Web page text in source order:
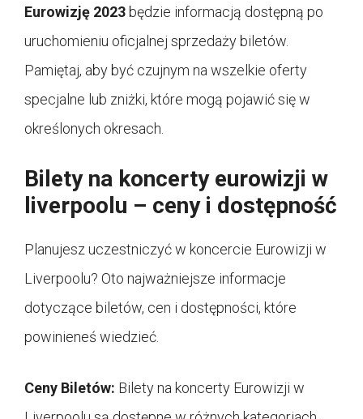
Eurowizję 2023 będzie informacją dostępną po
uruchomieniu oficjalnej sprzedaży biletów.
Pamiętaj, aby być czujnym na wszelkie oferty
specjalne lub zniżki, które mogą pojawić się w
określonych okresach.
Bilety na koncerty eurowizji w
liverpoolu – ceny i dostępność
Planujesz uczestniczyć w koncercie Eurowizji w
Liverpoolu? Oto najważniejsze informacje
dotyczące biletów, cen i dostępności, które
powinieneś wiedzieć.
Ceny Biletów: Bilety na koncerty Eurowizji w